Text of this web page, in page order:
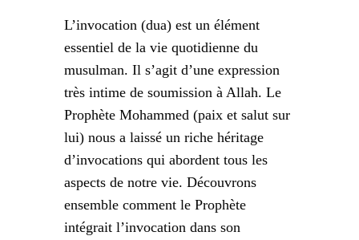
L’invocation (dua) est un élément
essentiel de la vie quotidienne du
musulman. Il s’agit d’une expression
très intime de soumission à Allah. Le
Prophète Mohammed (paix et salut sur
lui) nous a laissé un riche héritage
d’invocations qui abordent tous les
aspects de notre vie. Découvrons
ensemble comment le Prophète
intégrait l’invocation dans son